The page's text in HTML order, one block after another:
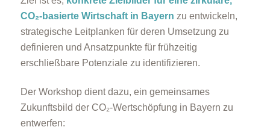
CO₂-basierte Wirtschaft in Bayern zu entwickeln,
strategische Leitplanken für deren Umsetzung zu
definieren und Ansatzpunkte für frühzeitig
erschließbare Potenziale zu identifizieren.
Der Workshop dient dazu, ein gemeinsames
Zukunftsbild der CO₂-Wertschöpfung in Bayern zu
entwerfen: